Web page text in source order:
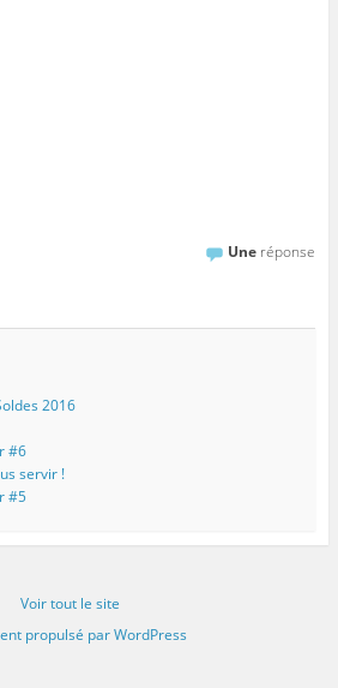
Une réponse
2016
#6
servir !
#5
Voir tout le site
propulsé par WordPress